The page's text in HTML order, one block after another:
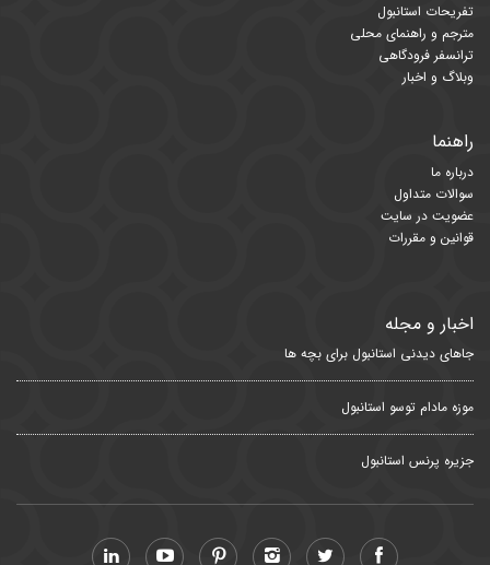
تفریحات استانبول
مترجم و راهنمای محلی
ترانسفر فرودگاهی
وبلاگ و اخبار
راهنما
درباره ما
سوالات متداول
عضویت در سایت
قوانین و مقررات
اخبار و مجله
جاهای دیدنی استانبول برای بچه ها
موزه مادام توسو استانبول
جزیره پرنس استانبول